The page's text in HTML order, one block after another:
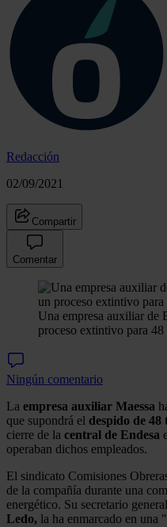
Redacción
02/09/2021
Compartir
Comentar
Una empresa auxiliar de
proceso extintivo para 48
Ningún comentario
La empresa auxiliar Maessa
que supondrá el despido de
cierre de la central de Endesa
operaban dichos empleados.
El sindicato Comisiones
de la compañía durante una
energético. Su secretario
Ledo, la ha enmarcado en una "